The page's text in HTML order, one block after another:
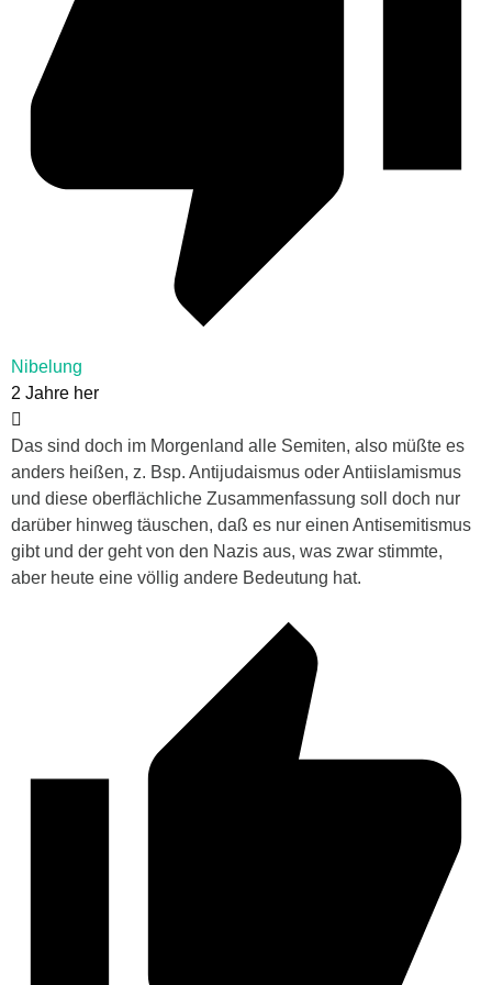
Nibelung
2 Jahre her
Das sind doch im Morgenland alle Semiten, also müßte es
anders heißen, z. Bsp. Antijudaismus oder Antiislamismus
und diese oberflächliche Zusammenfassung soll doch nur
darüber hinweg täuschen, daß es nur einen Antisemitismus
gibt und der geht von den Nazis aus, was zwar stimmte,
aber heute eine völlig andere Bedeutung hat.